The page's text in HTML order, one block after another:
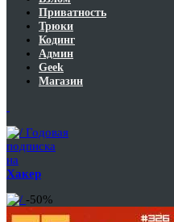
Приватность
Трюки
Кодинг
Админ
Geek
Магазин
Годовая
подписка
на
Хакер
-50%